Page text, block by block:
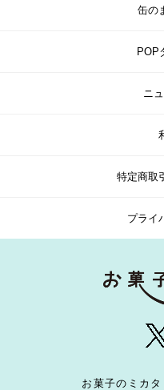
缶の
POP
ニ
特定商取
プライ
お菓子のミカタ